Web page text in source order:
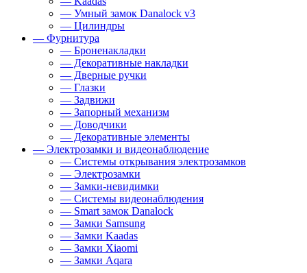
— Умный замок Danalock v3
— Цилиндры
— Фурнитура
— Броненакладки
— Декоративные накладки
— Дверные ручки
— Глазки
— Задвижи
— Запорный механизм
— Доводчики
— Декоративные элементы
— Электрозамки и видеонаблюдение
— Системы открывания электрозамков
— Электрозамки
— Замки-невидимки
— Системы видеонаблюдения
— Smart замок Danalock
— Замки Samsung
— Замки Kaadas
— Замки Xiaomi
— Замки Aqara